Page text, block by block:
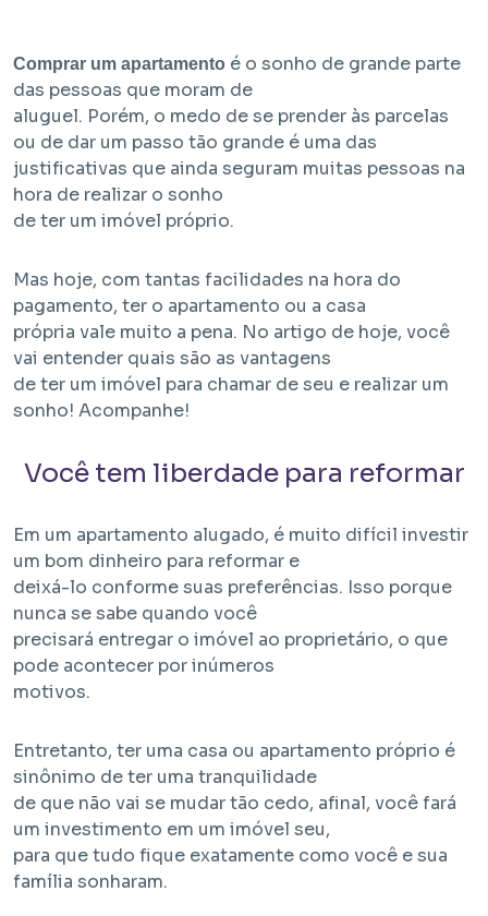
Comprar um apartamento é o sonho de grande parte
das pessoas que moram de
aluguel. Porém, o medo de se prender às parcelas
ou de dar um passo tão grande é uma das
justificativas que ainda seguram muitas pessoas na
hora de realizar o sonho
de ter um imóvel próprio.
Mas hoje, com tantas facilidades na hora do
pagamento, ter o apartamento ou a casa
própria vale muito a pena. No artigo de hoje, você
vai entender quais são as vantagens
de ter um imóvel para chamar de seu e realizar um
sonho! Acompanhe!
Você tem liberdade para reformar
Em um apartamento alugado, é muito difícil investir
um bom dinheiro para reformar e
deixá-lo conforme suas preferências. Isso porque
nunca se sabe quando você
precisará entregar o imóvel ao proprietário, o que
pode acontecer por inúmeros
motivos.
Entretanto, ter uma casa ou apartamento próprio é
sinônimo de ter uma tranquilidade
de que não vai se mudar tão cedo, afinal, você fará
um investimento em um imóvel seu,
para que tudo fique exatamente como você e sua
família sonharam.
Em Obra
Bem Viver Albuquerque Lins
Em Obra